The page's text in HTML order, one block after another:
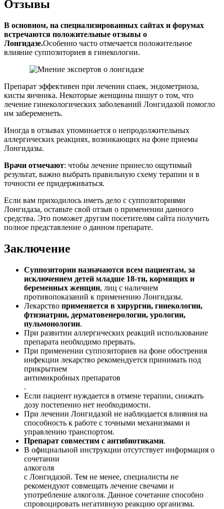
Отзывы
В основном, на специализированных сайтах и форумах
встречаются положительные отзывы о
Лонгидазе.Особенно часто отмечается положительное
влияние суппозиториев в гинекологии.
Препарат эффективен при лечении спаек, эндометриоза,
кисты яичника. Некоторые женщины пишут о том, что
лечение гинекологических заболеваний Лонгидазой помогло
им забеременеть.
Иногда в отзывах упоминается о непродолжительных
аллергических реакциях, возникающих на фоне приемы
Лонгидазы.
Врачи отмечают: чтобы лечение принесло ощутимый
результат, важно выбрать правильную схему терапии и в
точности ее придерживаться.
Если вам приходилось иметь дело с суппозиториями
Лонгидаза, оставьте свой отзыв о применении данного
средства. Это поможет другим посетителям сайта получить
полное представление о данном препарате.
Заключение
Суппозитории назначаются всем пациентам, за
исключением детей младше 18-ти, кормящих и
беременных женщин, лиц с наличием
противопоказаний к применению Лонгидазы.
Лекарство применяется в хирургии, гинекологии,
фтизиатрии, дерматовенерологии, урологии,
пульмонологии.
При развитии аллергических реакций использование
препарата необходимо прервать.
При применении суппозиториев на фоне обострения
инфекции лекарство рекомендуется принимать под
прикрытием
антимикробных препаратов
.
Если пациент нуждается в отмене терапии, снижать
дозу постепенно нет необходимости.
При лечении Лонгидазой не наблюдается влияния на
способность к работе с точными механизмами и
управлению транспортом.
Препарат совместим с антибиотиками.
В официальной инструкции отсутствует информация о
сочетании
алкоголя
с Лонгидазой. Тем не менее, специалисты не
рекомендуют совмещать лечение свечами и
употребление алкоголя. Данное сочетание способно
спровоцировать негативную реакцию организма.